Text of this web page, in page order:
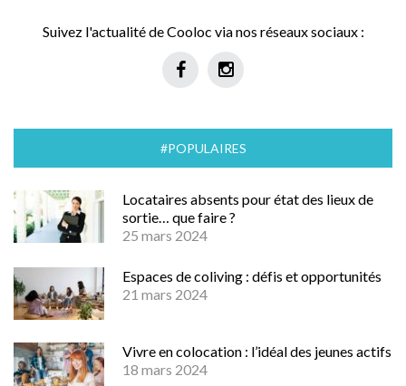
Suivez l'actualité de Cooloc via nos réseaux sociaux :
#POPULAIRES
Locataires absents pour état des lieux de
sortie… que faire ?
25 mars 2024
Espaces de coliving : défis et opportunités
21 mars 2024
Vivre en colocation : l’idéal des jeunes actifs
18 mars 2024